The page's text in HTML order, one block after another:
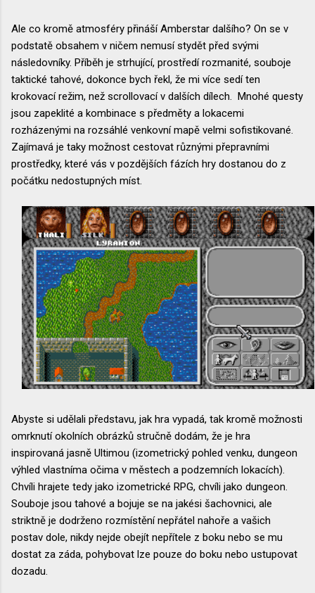
Ale co kromě atmosféry přináší Amberstar dalšího? On se v
podstatě obsahem v ničem nemusí stydět před svými
následovníky. Příběh je strhující, prostředí rozmanité, souboje
taktické tahové, dokonce bych řekl, že mi více sedí ten
krokovací režim, než scrollovací v dalších dílech. Mnohé questy
jsou zapeklité a kombinace s předměty a lokacemi
rozházenými na rozsáhlé venkovní mapě velmi sofistikované.
Zajímavá je taky možnost cestovat různými přepravními
prostředky, které vás v pozdějších fázích hry dostanou do z
počátku nedostupných míst.
Abyste si udělali představu, jak hra vypadá, tak kromě možnosti
omrknutí okolních obrázků stručně dodám, že je hra
inspirovaná jasně Ultimou (izometrický pohled venku, dungeon
výhled vlastníma očima v městech a podzemních lokacích).
Chvíli hrajete tedy jako izometrické RPG, chvíli jako dungeon.
Souboje jsou tahové a bojuje se na jakési šachovnici, ale
striktně je dodrženo rozmístění nepřátel nahoře a vašich
postav dole, nikdy nejde obejít nepřítele z boku nebo se mu
dostat za záda, pohybovat lze pouze do boku nebo ustupovat
dozadu.